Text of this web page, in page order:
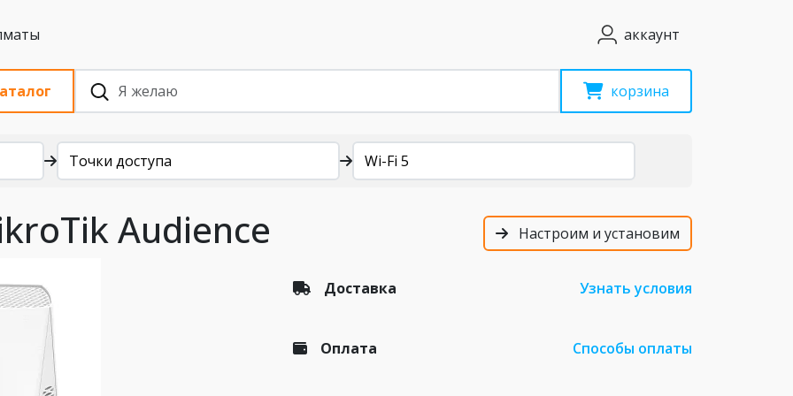
НДС, Алматы аккаунт
корзина
Точки доступа Wi-Fi 5
Audience Настроим и установим
Доставка Узнать условия
Оплата Способы оплаты